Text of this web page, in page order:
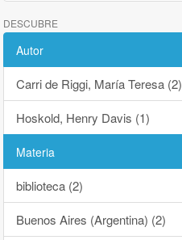
DESCUBRE
Autor
Carri de Riggi, María Teresa (2)
Hoskold, Henry Davis (1)
Materia
biblioteca (2)
Buenos Aires (Argentina) (2)